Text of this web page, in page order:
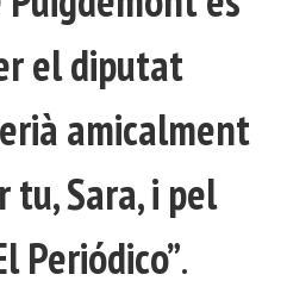
el diputat
amicalment
Sara, i pel
Periódico”.